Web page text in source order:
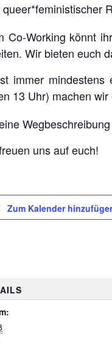
queer*feministischer
Co-Working könnt
Wir bieten euch
immer mindestens
13 Uhr) machen
uns auf euch!
Zum Kalender